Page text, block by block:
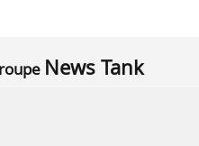
News Tank